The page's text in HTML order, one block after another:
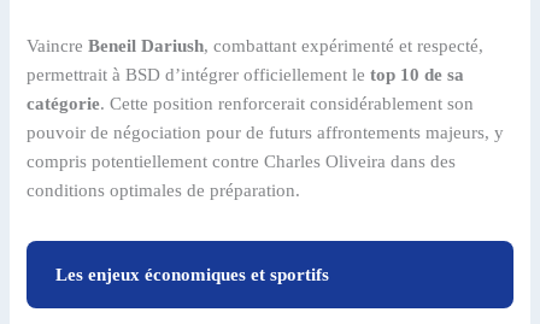
VaincreBeneil Dariush, combattant expérimenté et respecté,
permettrait à BSD d’intégrer officiellement letop 10 de sa
catégorie. Cette position renforcerait considérablement son
pouvoir de négociation pour de futurs affrontements majeurs, y
compris potentiellement contre Charles Oliveira dans des
conditions optimales de préparation.
Les enjeux économiques et sportifs